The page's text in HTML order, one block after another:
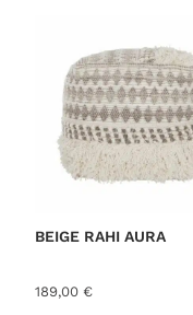
BEIGE RAHI AURA
189,00 €